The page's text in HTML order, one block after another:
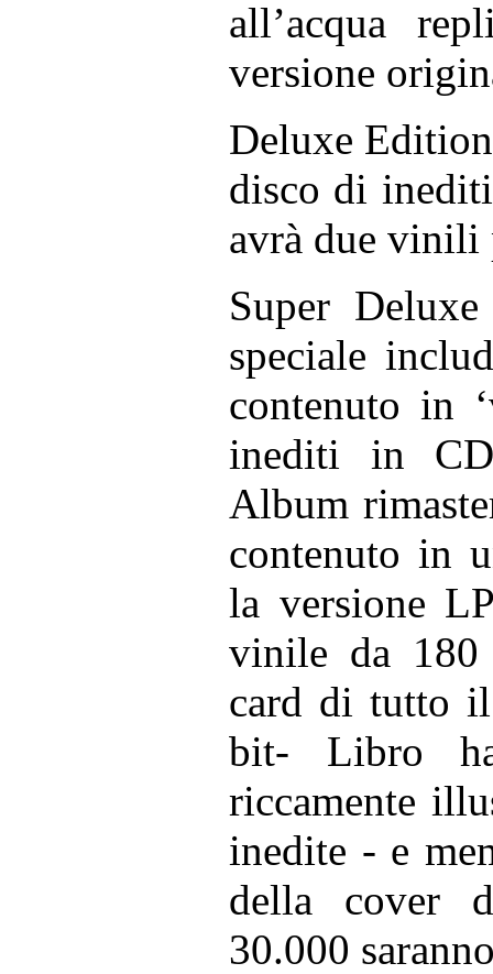
all’acqua
versione
Deluxe
disco di
avrà due vinili
Super
speciale
contenuto in
inediti in CD
Album
contenuto in
la versione
vinile da 180
card di tutto
bit- Libro
riccamente
inedite - e
della cover
30.000